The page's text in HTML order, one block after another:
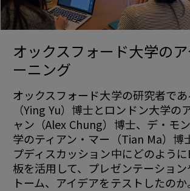
オックスフォード大学の
ーニング
オックスフォード大学の研究者で
（Ying Yu）博士とロンドン大学の
ャン（Alex Chung）博士、デ・モ
学のティアン・マー（Tian Ma）博
プディスカッション中にどのよう
板を活用して、プレゼンテーショ
トーム、アイデアをテストしたのか